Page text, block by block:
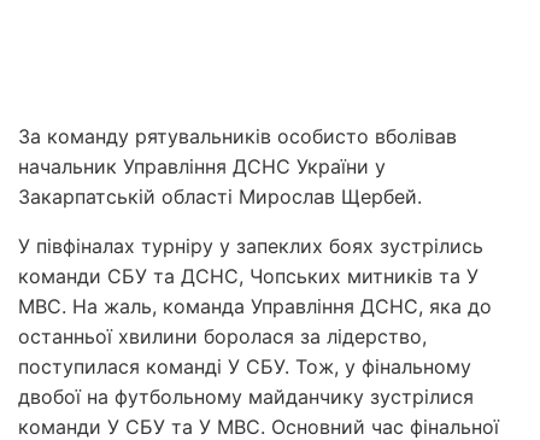
За команду рятувальників особисто вболівав
начальник Управління ДСНС України у
Закарпатській області Мирослав Щербей.
У півфіналах турніру у запеклих боях зустрілись
команди СБУ та ДСНС, Чопських митників та У
МВС. На жаль, команда Управління ДСНС, яка до
останньої хвилини боролася за лідерство,
поступилася команді У СБУ. Тож, у фінальному
двобої на футбольному майданчику зустрілися
команди У СБУ та У МВС. Основний час фінальної